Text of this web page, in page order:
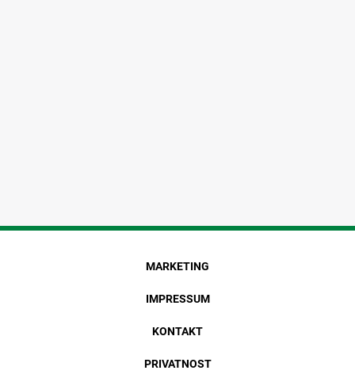
MARKETING
IMPRESSUM
KONTAKT
PRIVATNOST